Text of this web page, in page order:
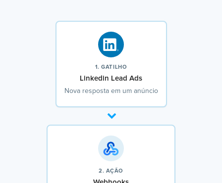
1. GATILHO
Linkedin Lead Ads
Nova resposta em um anúncio
2. AÇÃO